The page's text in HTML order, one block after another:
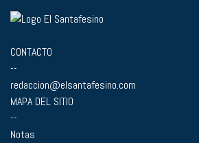
CONTACTO
--
redaccion@elsantafesino.com
MAPA DEL SITIO
--
Notas